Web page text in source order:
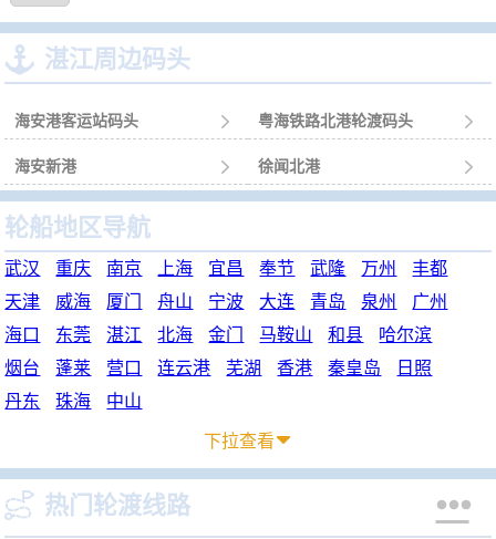
 湛江周边码头
海安港客运站码头  粤海铁路北港轮渡码头 
海安新港  徐闻北港 
轮船地区导航
武汉 重庆 南京 上海 宜昌 奉节 武隆 万州
丰都
天津
威海 厦门 舟山 宁波 大连 青岛 泉州
广州
海口
东莞 湛江 北海 金门 马鞍山 和县
哈尔滨
烟台
蓬莱 营口 连云港 芜湖 香港 秦皇岛
日照
丹东
珠海 中山
下拉查看
 热门轮渡线路 